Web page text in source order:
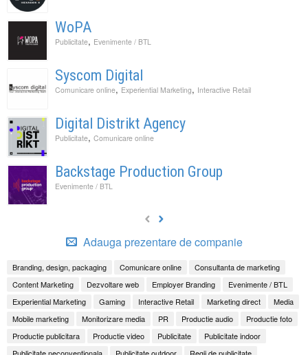
WoPA
Publicitate, Evenimente / BTL
Syscom Digital
Comunicare online, Experiential Marketing, Interactive Retail
Digital Distrikt Agency
Publicitate, Comunicare online
Backstage Production Group
Evenimente / BTL
Adauga prezentare de companie
Branding, design, packaging Comunicare online
Consultanta de marketing
Content Marketing
Dezvoltare web Employer Branding
Evenimente / BTL
Experiential Marketing
Gaming Interactive Retail Marketing direct
Media
Mobile marketing
Monitorizare media PR Productie audio
Productie foto
Productie publicitara
Productie video Publicitate
Publicitate indoor
Publicitate neconventionala
Publicitate outdoor Regii de publicitate